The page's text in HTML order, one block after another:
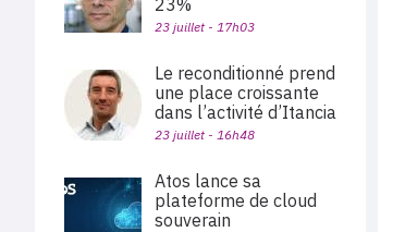
23%
23 juillet - 17h03
Le reconditionné prend
une place croissante
dans l’activité d’Itancia
23 juillet - 16h48
Atos lance sa
plateforme de cloud
souverain